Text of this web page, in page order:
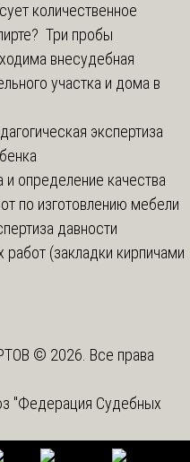
количественное
Три пробы
внесудебная
участка и дома в
экспертиза
и определение качества
по изготовлению мебели
давности
(закладки кирпичами
© 2026. Все права
"Федерация Судебных